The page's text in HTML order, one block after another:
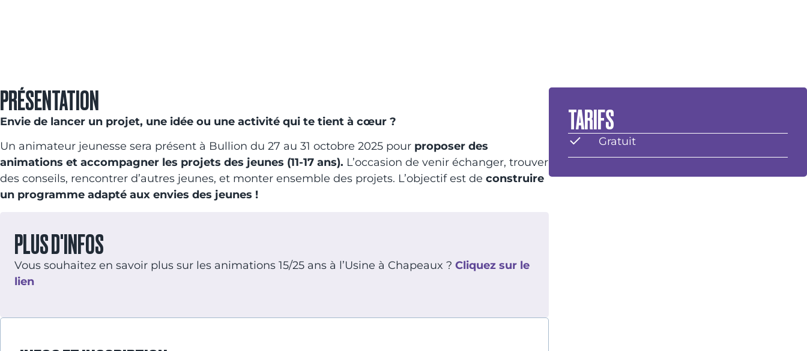
PRÉSENTATION
Envie de lancer un projet, une idée ou une activité qui te tient à cœur ?
Un animateur jeunesse sera présent à Bullion du 27 au 31 octobre 2025 pour proposer des
animations et accompagner les projets des jeunes (11-17 ans). L’occasion de venir échanger, trouver
des conseils, rencontrer d’autres jeunes, et monter ensemble des projets. L’objectif est de construire
un programme adapté aux envies des jeunes !
PLUS D'INFOS
Vous souhaitez en savoir plus sur les animations 15/25 ans à l’Usine à Chapeaux ? Cliquez sur le
lien
TARIFS
Gratuit